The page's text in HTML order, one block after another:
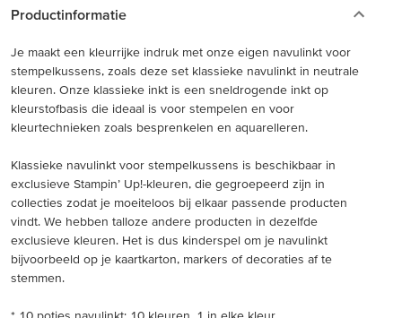
Productinformatie
Je maakt een kleurrijke indruk met onze eigen navulinkt voor
stempelkussens, zoals deze set klassieke navulinkt in neutrale
kleuren. Onze klassieke inkt is een sneldrogende inkt op
kleurstofbasis die ideaal is voor stempelen en voor
kleurtechnieken zoals besprenkelen en aquarelleren.
Klassieke navulinkt voor stempelkussens is beschikbaar in
exclusieve Stampin’ Up!-kleuren, die gegroepeerd zijn in
collecties zodat je moeiteloos bij elkaar passende producten
vindt. We hebben talloze andere producten in dezelfde
exclusieve kleuren. Het is dus kinderspel om je navulinkt
bijvoorbeeld op je kaartkarton, markers of decoraties af te
stemmen.